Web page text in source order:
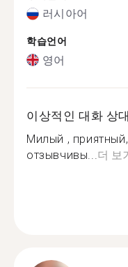
러시아어
학습언어
영어
이상적인 대화 상대
Милый ,
отзывчивы... 더 보